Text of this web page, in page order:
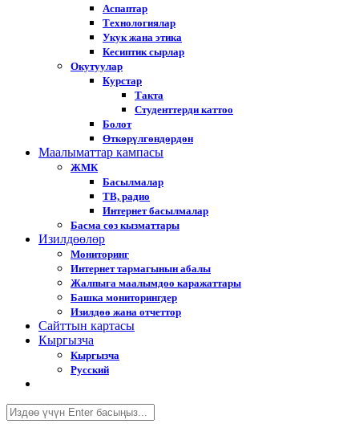
Аспаптар
Технологиялар
Укук жана этика
Кесиптик сырлар
Окутуулар
Курстар
Такта
Студенттерди каттоо
Болот
Өткөрүлгөндөрдөн
Маалыматтар кампасы
ЖМК
Басылмалар
ТВ, радио
Интернет басылмалар
Басма сөз кызматтары
Изилдөөлөр
Мониторинг
Интернет тармагынын абалы
Жалпыга маалымдоо каражаттары
Башка мониторингдер
Изилдөө жана отчеттор
Cайттын картасы
Кыргызча
Кыргызча
Русский